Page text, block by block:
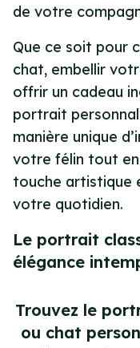
de votre
Que ce soit pour
chat, embellir
offrir un cadeau
portrait
manière unique
votre félin tout
touche artistique
votre quotidien.
Le portrait
élégance
Trouvez le
ou chat